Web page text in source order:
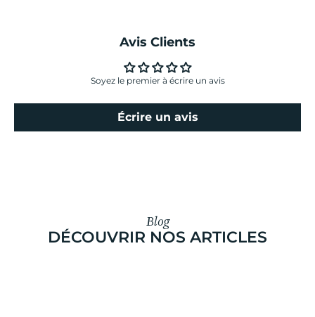
Avis Clients
Soyez le premier à écrire un avis
Écrire un avis
Blog
DÉCOUVRIR NOS ARTICLES